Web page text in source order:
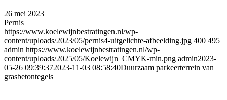
26 mei 2023
Pernis
https://www.koelewijnbestratingen.nl/wp-
content/uploads/2023/05/pernis4-uitgelichte-afbeelding.jpg 400 495
admin https://www.koelewijnbestratingen.nl/wp-
content/uploads/2025/05/Koelewijn_CMYK-min.png admin2023-
05-26 09:39:372023-11-03 08:58:40Duurzaam parkeerterrein van
grasbetontegels